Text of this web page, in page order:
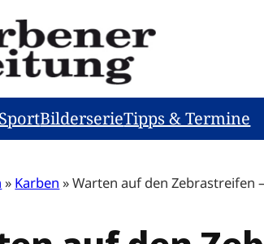
SportBilderserieTipps & Termine
» Karben »Warten auf den